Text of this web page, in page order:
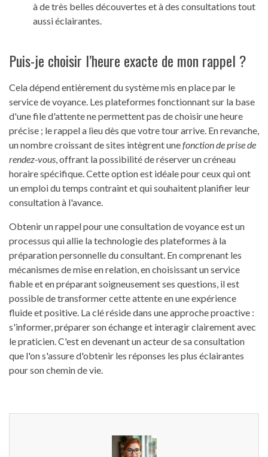
à de très belles découvertes et à des consultations tout
aussi éclairantes.
Puis-je choisir l’heure exacte de mon rappel ?
Cela dépend entièrement du système mis en place par le
service de voyance. Les plateformes fonctionnant sur la base
d'une file d'attente ne permettent pas de choisir une heure
précise ; le rappel a lieu dès que votre tour arrive. En revanche,
un nombre croissant de sites intègrent unefonction de prise de
rendez-vous, offrant la possibilité de réserver un créneau
horaire spécifique. Cette option est idéale pour ceux qui ont
un emploi du temps contraint et qui souhaitent planifier leur
consultation à l'avance.
Obtenir un rappel pour une consultation de voyance est un
processus qui allie la technologie des plateformes à la
préparation personnelle du consultant. En comprenant les
mécanismes de mise en relation, en choisissant un service
fiable et en préparant soigneusement ses questions, il est
possible de transformer cette attente en une expérience
fluide et positive. La clé réside dans une approche proactive :
s'informer, préparer son échange et interagir clairement avec
le praticien. C'est en devenant un acteur de sa consultation
que l'on s'assure d'obtenir les réponses les plus éclairantes
pour son chemin de vie.